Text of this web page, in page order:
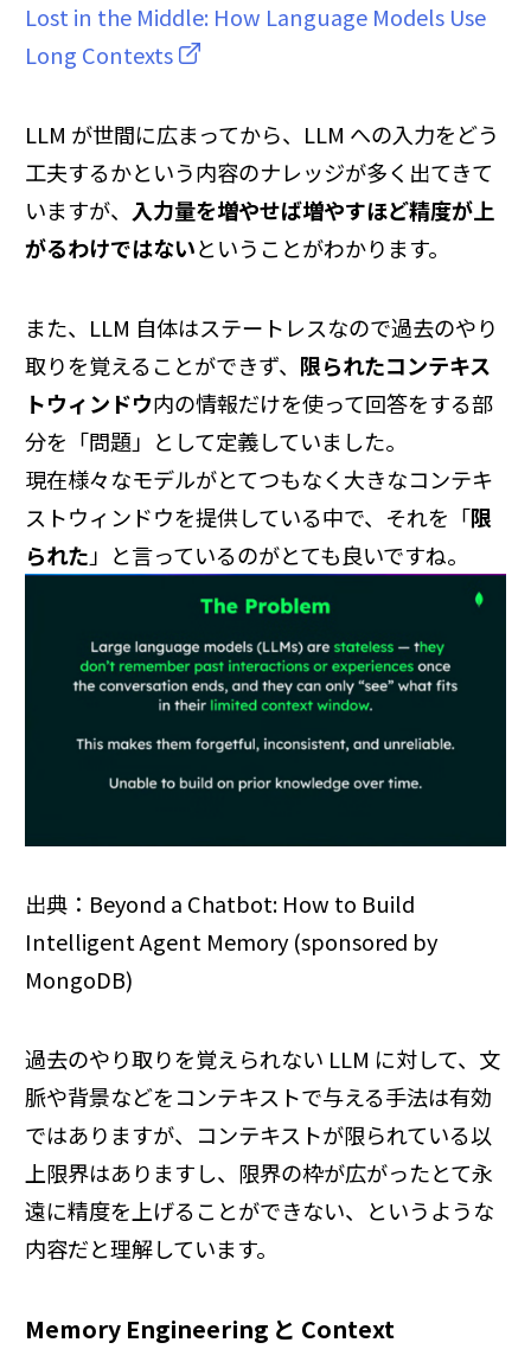
Lost in the Middle: How Language Models Use
Long Contexts
LLM が世間に広まってから、LLM への入力をどう
工夫するかという内容のナレッジが多く出てきて
いますが、 入力量を増やせば増やすほど精度が上
がるわけではないということがわかります。
また、LLM 自体はステートレスなので過去のやり
取りを覚えることができず、 限られたコンテキス
トウィンドウ内の情報だけを使って回答をする部
分を「問題」として定義していました。
現在様々なモデルがとてつもなく大きなコンテキ
ストウィンドウを提供している中で、それを「限
られた」と言っているのがとても良いですね。
出典：Beyond a Chatbot: How to Build
Intelligent Agent Memory (sponsored by
MongoDB)
過去のやり取りを覚えられない LLM に対して、文
脈や背景などをコンテキストで与える手法は有効
ではありますが、コンテキストが限られている以
上限界はありますし、限界の枠が広がったとて永
遠に精度を上げることができない、というような
内容だと理解しています。
Memory Engineering と Context